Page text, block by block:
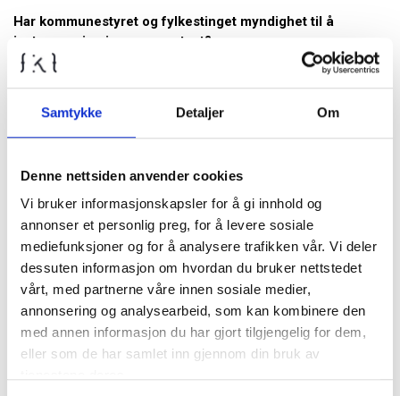
Samtykke Detaljer Om
Denne nettsiden anvender cookies
Vi bruker informasjonskapsler for å gi innhold og
annonser et personlig preg, for å levere sosiale
mediefunksjoner og for å analysere trafikken vår. Vi deler
dessuten informasjon om hvordan du bruker nettstedet
vårt, med partnerne våre innen sosiale medier,
annonsering og analysearbeid, som kan kombinere den
med annen informasjon du har gjort tilgjengelig for dem,
eller som de har samlet inn gjennom din bruk av
Har kommunestyret og fylkestinget myndighet til å
instruere sin eierrepresentant?
Det bør ikke overlates til en fullmektig eller representant for
en sak som angår et selskap som kommunen eier eller er
deleier i. I utgangspunktet følger dette av ordinære styrings- og
myndighet i selskapet gjennom representantskapet»
«En aksjeeier har rett til å få behandlet
spørsmål på generalforsamlingen ».
KS’ anbefalinger om eierstyring er tydelig på at kommunestyret
har instruksjonsrett overfor eierrepresentanten i
interkommunale selskaper. Jf. s.4: «Kommunestyret har
instruksjonsrett overfor sine medlemmer i
representantskapet.
Videre står det om aksjeselskap at gjennom
generalforsamlingen utøver eierne den øverste myndigheten i